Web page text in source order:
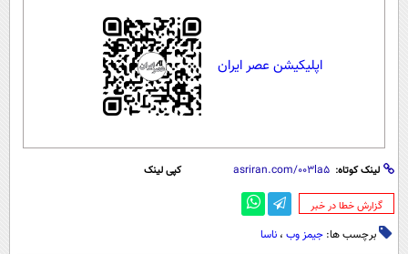
اپلیکیشن عصر ایران
لینک کوتاه: کپی لینک
‌گزارش خطا در خبر
برچسب ها: جیمز وب ، ناسا